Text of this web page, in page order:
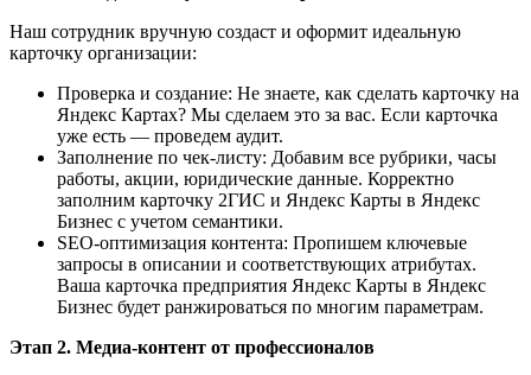
Наш сотрудник вручную создаст и оформит идеальную
карточку организации:
Проверка и создание: Не знаете, как сделать карточку на
Яндекс Картах? Мы сделаем это за вас. Если карточка
уже есть — проведем аудит.
Заполнение по чек-листу: Добавим все рубрики, часы
работы, акции, юридические данные. Корректно
заполним карточку 2ГИС и Яндекс Карты в Яндекс
Бизнес с учетом семантики.
SEO-оптимизация контента: Пропишем ключевые
запросы в описании и соответствующих атрибутах.
Ваша карточка предприятия Яндекс Карты в Яндекс
Бизнес будет ранжироваться по многим параметрам.
Этап 2. Медиа-контент от профессионалов